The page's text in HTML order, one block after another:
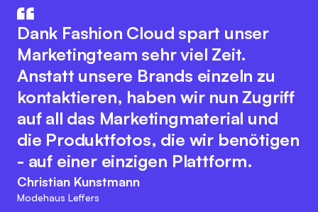
Die Integration unseres
Warenwirtschaftssystem mit
Fashion Cloud hat unsere internen
Abläufe deutlich verbessert. Wir
haben nun Bilder zu den einzelnen
Artikeln im System, was das interne
Reporting, unser
Retourenmanagement und die
Nachorder deutlich vereinfacht.
Marc Ramelow
Dank Fashion Cloud spart unser
Marketingteam sehr viel Zeit.
Anstatt unsere Brands einzeln zu
kontaktieren, haben wir nun Zugriff
auf all das Marketingmaterial und
die Produktfotos, die wir benötigen
- auf einer einzigen Plattform.
Christian Kunstmann
Modehaus Leffers
innovative Plattformgedanke
fördert eine nahtlose
Zusammenarbeit aller
Branchenakteure zur Optimierung
digitaler Prozesse. Dabei bewahrt
sich das Team der Fashion Cloud
ihren kundenfreundlichen und
agilen Charakter. Diese
Herangehensweise passt zu den